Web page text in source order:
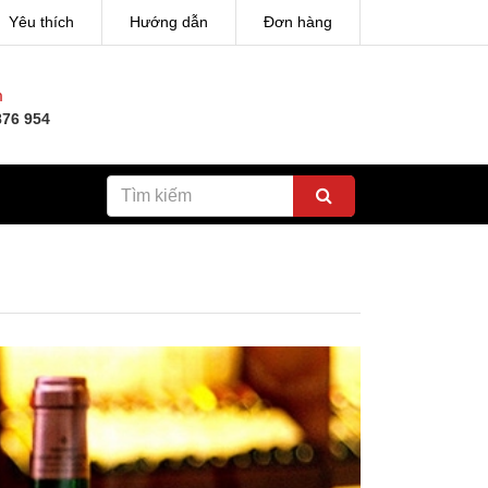
Yêu thích Hướng dẫn Đơn hàng
954